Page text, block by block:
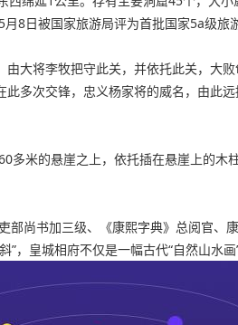
8日被国家旅游局评为首批国家5a级旅
大将李牧把守此关，并依托此关，大
多次交锋，忠义杨家将的威名，由此
米的悬崖之上，依托插在悬崖上的
尚书加三级、《康熙字典》总阅官
皇城相府不仅是一幅古代“自然山水